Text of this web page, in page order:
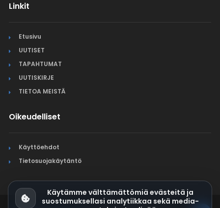
Linkit
Etusivu
UUTISET
TAPAHTUMAT
UUTISKIRJE
TIETOA MEISTÄ
Oikeudelliset
Käyttöehdot
Tietosuojakäytäntö
Käytämme välttämättömiä evästeitä ja
suostumuksellasi analytiikkaa sekä media-